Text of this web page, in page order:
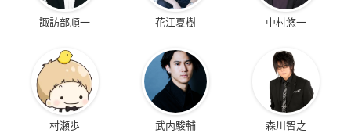
諏訪部順一 花江夏樹 中村悠一
村瀬歩 武内駿輔 森川智之